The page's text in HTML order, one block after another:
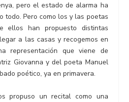
pero el estado de alarma ha
todo. Pero como los y las poetas
ellos han propuesto distintas
a las casas y recogemos en
representación que viene de
Giovanna y del poeta Manuel
poético, ya en primavera.
propuso un recital como una